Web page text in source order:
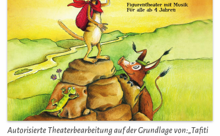
Autorisierte Theaterbearbeitung auf der Grundlage von:„Tafiti